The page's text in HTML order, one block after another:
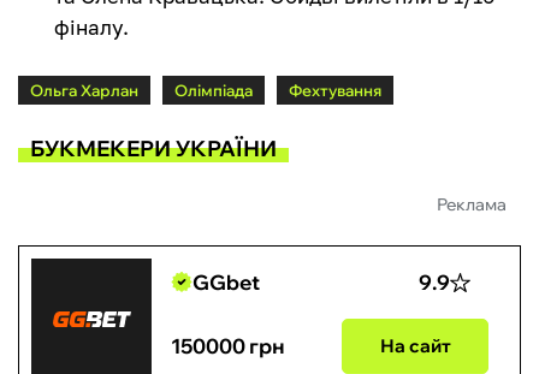
фіналу.
Ольга Харлан Олімпіада Фехтування
БУКМЕКЕРИ УКРАЇНИ
Реклама
GGbet 9.9
150000 грн На сайт